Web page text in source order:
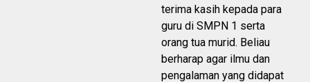
terima kasih kepada para
guru di SMPN 1 serta
orang tua murid. Beliau
berharap agar ilmu dan
pengalaman yang didapat